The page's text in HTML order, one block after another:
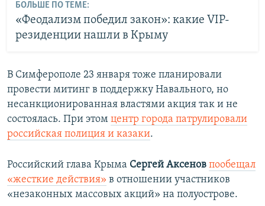
БОЛЬШЕ ПО ТЕМЕ:
«Феодализм победил закон»: какие VIP-
резиденции нашли в Крыму
В Симферополе 23 января тоже планировали
провести митинг в поддержку Навального, но
несанкционированная властями акция так и не
состоялась. При этом центр города патрулировали
российская полиция и казаки.
Российский глава Крыма Сергей Аксенов пообещал
«жесткие действия» в отношении участников
«незаконных массовых акций» на полуострове.